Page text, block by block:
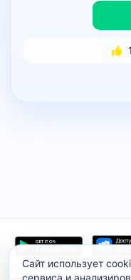
Проект работает на
Сайт использует
сервиса и